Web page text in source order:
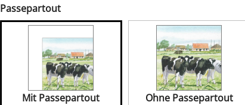
Passepartout
Mit Passepartout Ohne Passepartout